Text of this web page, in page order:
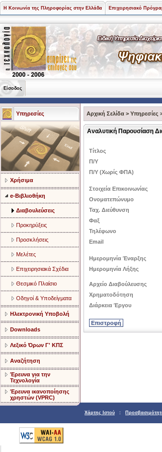
Η Κοινωνία της Πληροφορίας στην Ελλάδα Επιχειρησιακό
Είσοδος
Υπηρεσίες
Χρήσιμα
e-Βιβλιοθήκη
Διαβουλεύσεις
Προκηρύξεις
Προσκλήσεις
Μελέτες
Επιχειρησιακά Σχέδια
Θεσμικό Πλαίσιο
Οδηγοί & Υποδείγματα
Ηλεκτρονική Υποβολή
Downloads
Λεξικό Όρων Γ' ΚΠΣ
Αναζήτηση
Έρευνα για την
Τεχνολογία
Έρευνα ικανοποίησης
χρηστών (VPRC)
Αρχική Σελίδα > Υπηρεσίες
Αναλυτική Παρουσίαση
Τίτλος
Π/Υ
Π/Υ (Χωρίς ΦΠΑ)
Στοιχεία Επικοινωνίας
Ονοματεπώνυμο
Ταχ. Διεύθυνση
Φαξ
Τηλέφωνο
Email
Ημερομηνία Έναρξης
Ημερομηνία Λήξης
Αρχείο Διαβούλευσης
Χρηματοδότηση
Διάρκεια Έργου
Χάρτης Ιστού :